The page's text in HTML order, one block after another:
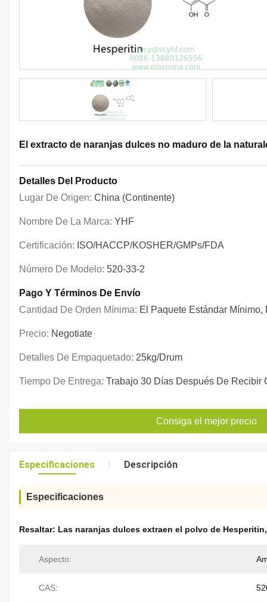
El extracto de naranjas dulces no maduro de la
Detalles Del Producto
Lugar De Origen: China (continente)
Nombre De La Marca: YHF
Certificación: ISO/HACCP/KOSHER/GMPs/FDA
Número De Modelo: 520-33-2
Pago Y Términos De Envío
Cantidad De Orden Mínima: El Paquete Estándar Mínimo,
Precio: Negotiate
Detalles De Empaquetado: 25kg/drum
Tiempo De Entrega: Trabajo 30 Días Después De Recibir
Consiga el mejor precio
Especificaciones Descripción
Especificaciones
Resaltar: Las naranjas dulces extraen el polvo de Hesperitin
Aspecto:
CAS: